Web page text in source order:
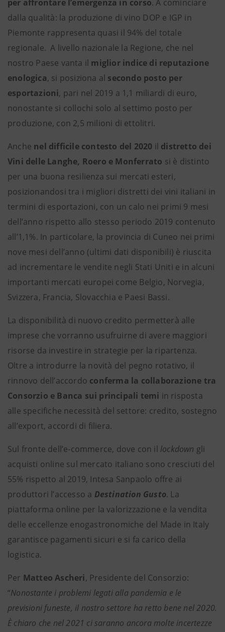
per affrontare l’emergenza in corso. A cominciare
dalla qualità: la produzione di vino DOP e IGP in
Piemonte rappresenta quasi il 94% del totale
regionale. A livello nazionale la Regione, che nel
nostro Paese vanta il miglior indice di reputazione
enologica, si posiziona al secondo posto per
esportazioni, pari nel 2019 a 1,1 miliardi di euro,
nonostante si collochi solo al settimo posto per
produzione, con 2,5 milioni di ettolitri.
Anche nel difficile contesto del 2020 il distretto dei
Vini delle Langhe, Roero e Monferrato si è distinto
per una buona resilienza sui mercati esteri,
posizionandosi tra i migliori distretti dei vini italiani in
termini di esportazioni, con un calo nei primi 9 mesi
dell’anno rispetto allo stesso periodo 2019 contenuto
all’1,1%. In particolare, la provincia di Cuneo nei primi
nove mesi dell’anno (ultimi dati disponibili) è riuscita
ad incrementare le vendite negli Stati Uniti e in alcuni
importanti mercati europei come Belgio, Norvegia,
Svizzera, Francia, Slovacchia e Paesi Bassi.
La disponibilità di nuovo credito permetterà alle
imprese che vorranno usufruirne di avere maggiori
risorse da investire in strategie per la ripartenza.
Oltre a introdurre la novità del pegno rotativo, il
rinnovo dell’accordo conferma la collaborazione tra
Consorzio e Banca sui principali temi in risposta
alle specifiche necessità del settore: credito, sostegno
all’export, accordi di filiera.
Sul fronte dell’e-commerce, dove con il lockdown gli
acquisti online sul mercato italiano sono cresciuti del
55% rispetto al 2019, Intesa Sanpaolo offre ai
produttori l’accesso a Destination Gusto. La
piattaforma online per la valorizzazione e la vendita
delle eccellenze enogastronomiche del Made in Italy
garantisce pagamenti sicuri e si fa carico della
logistica.
Per Matteo Ascheri, Presidente del Consorzio:
“Nonostante i problemi legati alla pandemia e le
previsioni funeste, il nostro settore ha retto bene nel 2020.
È chiaro che nel 2021 ci saranno ancora molte incertezze